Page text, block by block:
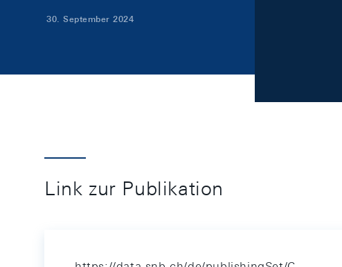
30. September 2024
Link zur Publikation